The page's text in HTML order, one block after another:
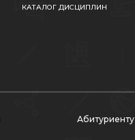
КАТАЛОГ ДИСЦИПЛИН
Абитуриенту